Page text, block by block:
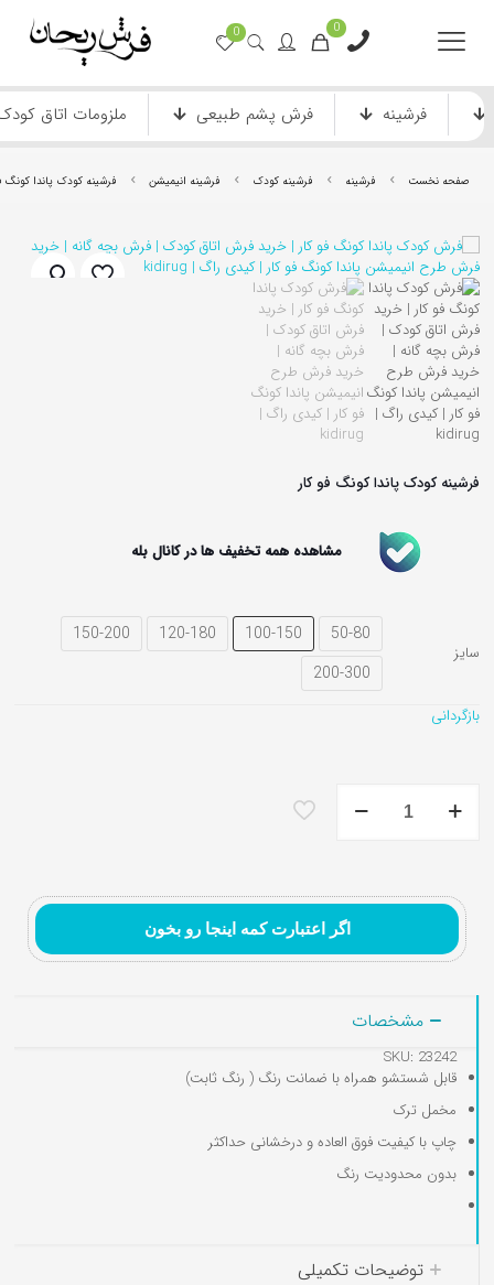
0
0
فرشینه فرش پشم طبیعی ملزومات اتاق
صفحه نخست فرشینه فرشینه کودک فرشینه انیمیشن فرشینه کودک پاندا کونگ
فرشینه کودک پاندا کونگ فو کار
مشاهده همه تخفیف ها در کانال بله
سایز
50-80
100-150
120-180
150-200
200-300
بازگردانی
کودک
عدد
اگر اعتبارت کمه اینجا رو بخون
مشخصات
SKU: 23242
قابل شستشو همراه با ضمانت رنگ ( رنگ ثابت)
مخمل ترک
چاپ با کیفیت فوق العاده و درخشانی حداکثر
بدون محدودیت رنگ
توضیحات تکمیلی
فرش ماشینی دستباف نما فرش انیمیشن
تابلوفرش گل و گلدان
تابلوفرش نقاشی ایرانی و
تابلوفرش تندیس و
کوسن کودک